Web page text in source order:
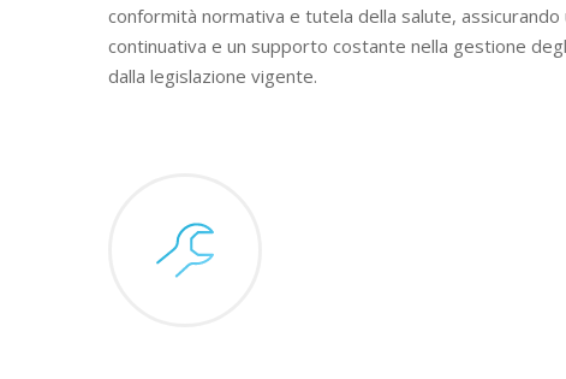
conformità normativa e tutela della salute, assicurando
continuativa e un supporto costante nella gestione
dalla legislazione vigente.